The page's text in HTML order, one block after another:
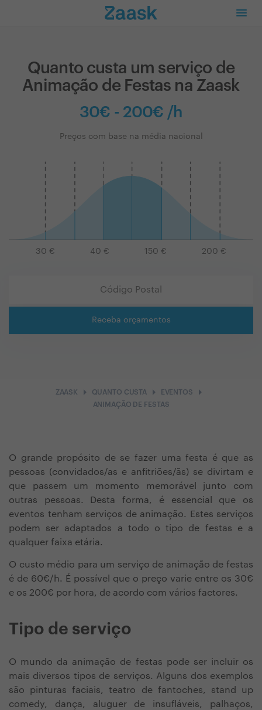
Quanto custa um serviço de
Animação de Festas na Zaask
30€ - 200€ /h
Preços com base na média nacional
30 € 40 € 150 € 200 €
Receba orçamentos
ZAASK arrow_right QUANTO CUSTA arrow_right EVENTOS arrow_right
ANIMAÇÃO DE FESTAS
O grande propósito de se fazer uma festa é que as
pessoas (convidados/as e anfitriões/ãs) se divirtam e
que passem um momento memorável junto com
outras pessoas. Desta forma, é essencial que os
eventos tenham serviços de animação. Estes serviços
podem ser adaptados a todo o tipo de festas e a
qualquer faixa etária.
O custo médio para um serviço de animação de festas
é de 60€/h. É possível que o preço varie entre os 30€
e os 200€ por hora, de acordo com vários factores.
Tipo de serviço
O mundo da animação de festas pode ser incluir os
mais diversos tipos de serviços. Alguns dos exemplos
são pinturas faciais, teatro de fantoches, stand up
comedy, dança, aluguer de insufláveis, palhaços,